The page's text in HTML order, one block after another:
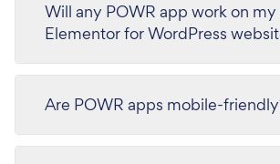
Will any POWR app work on
Elementor for WordPress
Are POWR apps mobile-